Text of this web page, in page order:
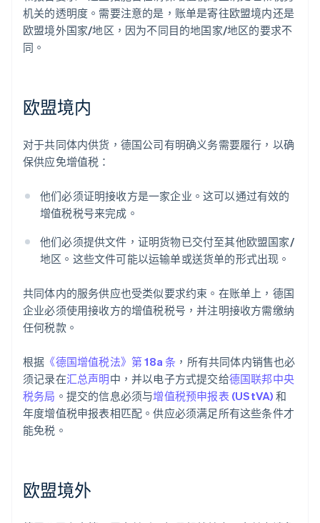
机关的透明度。需要注意的是，账单是寄往欧盟境内还是
欧盟境外国家/地区，因为不同目的地国家/地区的要求不
同。
欧盟境内
对于共同体内供货，德国公司有明确义务需要履行，以确
保供应免增值税：
他们必须证明接收方是一家企业。这可以通过有效的
增值税税号来完成。
他们必须提供文件，证明货物已交付至其他欧盟国家/
地区。这些文件可能以运输单或送货单的形式出现。
共同体内的服务供应也受类似要求约束。在账单上，德国
企业必须使用接收方的增值税税号，并注明接收方需缴纳
任何税款。
根据 《德国增值税法》第 18a 条 ，所有共同体内销售也必
须记录在汇总声明中，并以电子方式提交给德国联邦中央
税务局 。提交的信息必须与增值税预申报表 (UStVA) 和
年度增值税申报表相匹配。供应必须满足所有这些条件才
能免税。
欧盟境外